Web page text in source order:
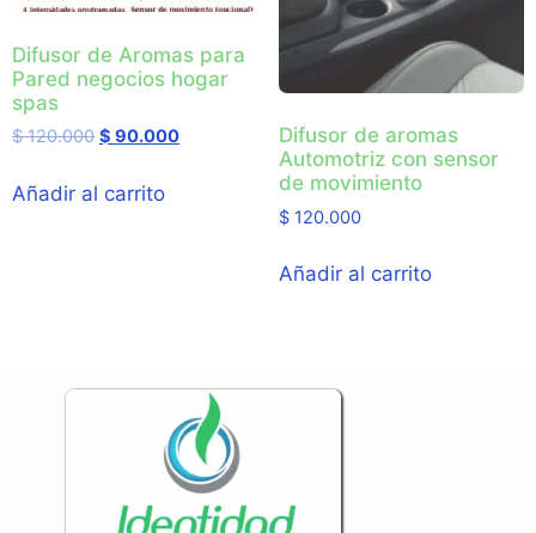
Difusor de Aromas para
Pared negocios hogar
spas
$120.000 $ 90.000
Añadir al carrito
Difusor de aromas
Automotriz con sensor
de movimiento
$120.000
Añadir al carrito